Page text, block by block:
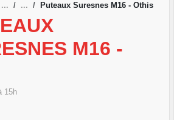
Puteaux Suresnes M16 - Othis
M16 -
15h